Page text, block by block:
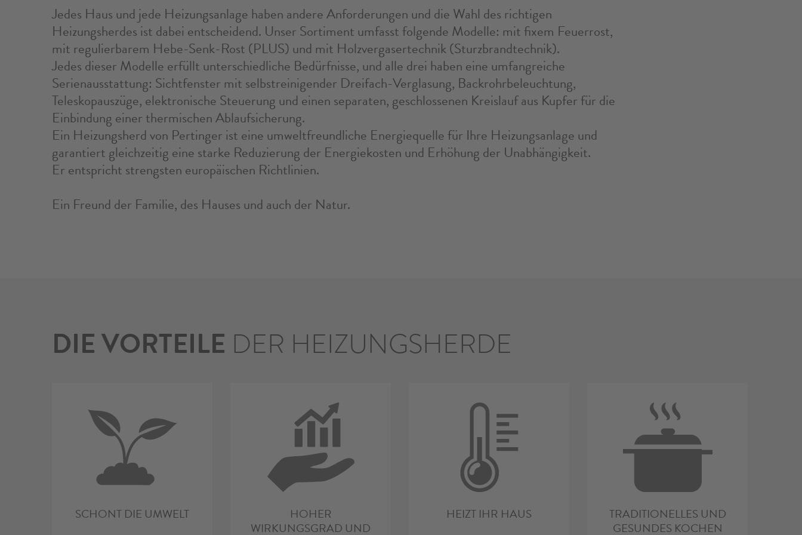
Jedes Haus und jede Heizungsanlage haben andere Anforderungen und die Wahl des richtigen
Heizungsherdes ist dabei entscheidend. Unser Sortiment umfasst folgende Modelle: mit fixem Feuerrost,
mit regulierbarem Hebe-Senk-Rost (PLUS) und mit Holzvergasertechnik (Sturzbrandtechnik).
Jedes dieser Modelle erfüllt unterschiedliche Bedürfnisse, und alle drei haben eine umfangreiche
Serienausstattung: Sichtfenster mit selbstreinigender Dreifach-Verglasung, Backrohrbeleuchtung,
Teleskopauszüge, elektronische Steuerung und einen separaten, geschlossenen Kreislauf aus Kupfer für die
Einbindung einer thermischen Ablaufsicherung.
Ein Heizungsherd von Pertinger ist eine umweltfreundliche Energiequelle für Ihre Heizungsanlage und
garantiert gleichzeitig eine starke Reduzierung der Energiekosten und Erhöhung der Unabhängigkeit.
Er entspricht strengsten europäischen Richtlinien.
Ein Freund der Familie, des Hauses und auch der Natur.
DIE VORTEILE DER HEIZUNGSHERDE
SCHONT DIE UMWELT
HOHER
WIRKUNGSGRAD UND
HEIZT IHR HAUS
TRADITIONELLES UND
GESUNDES KOCHEN